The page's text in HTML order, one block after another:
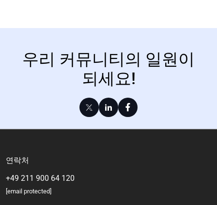
우리 커뮤니티의 일원이
되세요!
연락처
+49 211 900 64 120
[email protected]